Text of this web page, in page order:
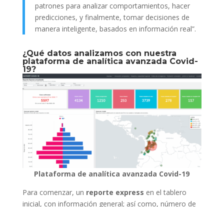
patrones para analizar comportamientos, hacer
predicciones, y finalmente, tomar decisiones de
manera inteligente, basados en información real”.
¿Qué datos analizamos con nuestra
plataforma de analítica avanzada Covid-
19?
Plataforma de analítica avanzada Covid-19
Para comenzar, un reporte express en el tablero
inicial, con información general; así como, número de